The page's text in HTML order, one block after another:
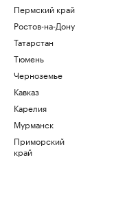
Пермский край
Ростов-на-Дону
Татарстан
Тюмень
Черноземье
Кавказ
Карелия
Мурманск
Приморский
край